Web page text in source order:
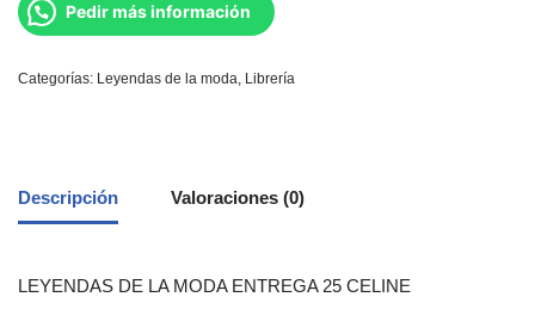
Pedir más información
Categorías: Leyendas de la moda, Librería
Descripción Valoraciones (0)
LEYENDAS DE LA MODA ENTREGA 25 CELINE